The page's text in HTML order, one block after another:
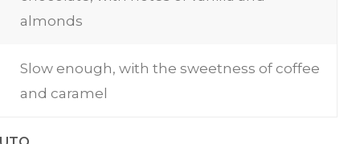
almonds
Slow enough, with the sweetness of coffee
and caramel